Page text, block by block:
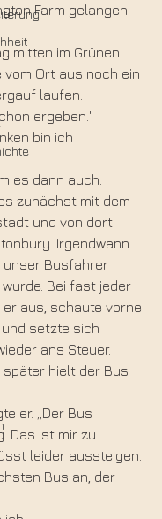
Farm gelangen
mitten im Grünen
Ort aus noch ein
laufen.
ergeben."
bin ich
es dann auch.
zunächst mit dem
und von dort
Irgendwann
unser Busfahrer
Bei fast jeder
aus, schaute vorne
setzte sich
ans Steuer.
später hielt der Bus
er. „Der Bus
Das ist mir zu
leider aussteigen.
Bus an, der